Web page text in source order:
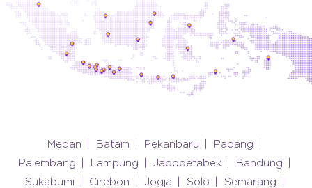
Medan Batam Pekanbaru
Padang
Palembang
Lampung Jabodetabek
Bandung
Sukabumi
Cirebon Jogja Solo
Semarang